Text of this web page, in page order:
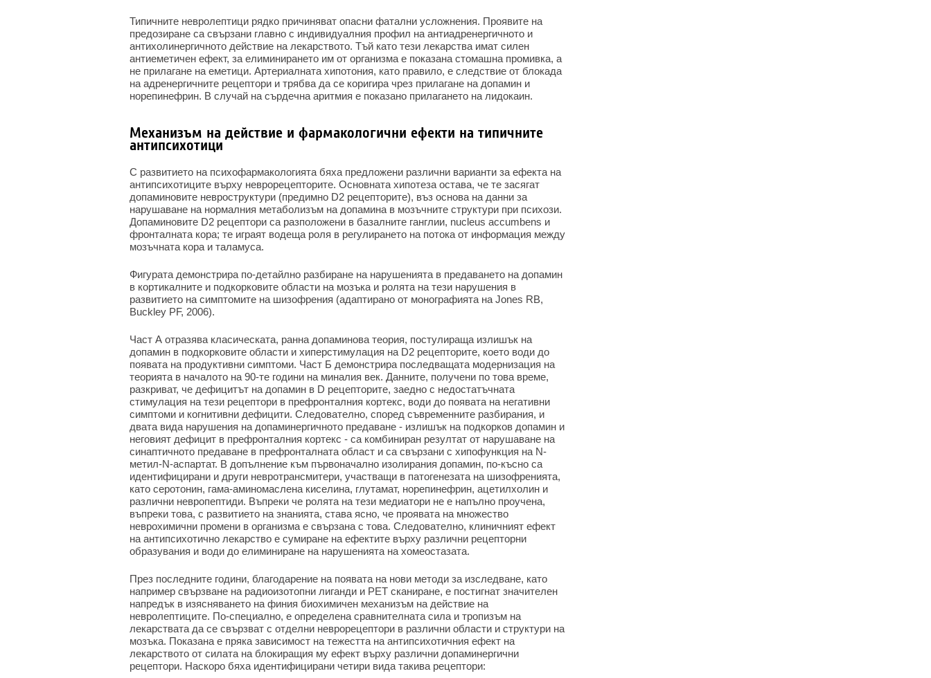
Типичните невролептици рядко причиняват опасни фатални усложнения. Проявите на
предозиране са свързани главно с индивидуалния профил на антиадренергичното и
антихолинергичното действие на лекарството. Тъй като тези лекарства имат силен
антиеметичен ефект, за елиминирането им от организма е показана стомашна промивка, а
не прилагане на еметици. Артериалната хипотония, като правило, е следствие от блокада
на адренергичните рецептори и трябва да се коригира чрез прилагане на допамин и
норепинефрин. В случай на сърдечна аритмия е показано прилагането на лидокаин.
Механизъм на действие и фармакологични ефекти на типичните
антипсихотици
С развитието на психофармакологията бяха предложени различни варианти за ефекта на
антипсихотиците върху неврорецепторите. Основната хипотеза остава, че те засягат
допаминовите невроструктури (предимно D2 рецепторите), въз основа на данни за
нарушаване на нормалния метаболизъм на допамина в мозъчните структури при психози.
Допаминовите D2 рецептори са разположени в базалните ганглии, nucleus accumbens и
фронталната кора; те играят водеща роля в регулирането на потока от информация между
мозъчната кора и таламуса.
Фигурата демонстрира по-детайлно разбиране на нарушенията в предаването на допамин
в кортикалните и подкорковите области на мозъка и ролята на тези нарушения в
развитието на симптомите на шизофрения (адаптирано от монографията на Jones RB,
Buckley PF, 2006).
Част А отразява класическата, ранна допаминова теория, постулираща излишък на
допамин в подкорковите области и хиперстимулация на D2 рецепторите, което води до
появата на продуктивни симптоми. Част Б демонстрира последващата модернизация на
теорията в началото на 90-те години на миналия век. Данните, получени по това време,
разкриват, че дефицитът на допамин в D рецепторите, заедно с недостатъчната
стимулация на тези рецептори в префронталния кортекс, води до появата на негативни
симптоми и когнитивни дефицити. Следователно, според съвременните разбирания, и
двата вида нарушения на допаминергичното предаване - излишък на подкорков допамин и
неговият дефицит в префронталния кортекс - са комбиниран резултат от нарушаване на
синаптичното предаване в префронталната област и са свързани с хипофункция на N-
метил-N-аспартат. В допълнение към първоначално изолирания допамин, по-късно са
идентифицирани и други невротрансмитери, участващи в патогенезата на шизофренията,
като серотонин, гама-аминомаслена киселина, глутамат, норепинефрин, ацетилхолин и
различни невропептиди. Въпреки че ролята на тези медиатори не е напълно проучена,
въпреки това, с развитието на знанията, става ясно, че проявата на множество
неврохимични промени в организма е свързана с това. Следователно, клиничният ефект
на антипсихотично лекарство е сумиране на ефектите върху различни рецепторни
образувания и води до елиминиране на нарушенията на хомеостазата.
През последните години, благодарение на появата на нови методи за изследване, като
например свързване на радиоизотопни лиганди и PET сканиране, е постигнат значителен
напредък в изясняването на финия биохимичен механизъм на действие на
невролептиците. По-специално, е определена сравнителната сила и тропизъм на
лекарствата да се свързват с отделни неврорецептори в различни области и структури на
мозъка. Показана е пряка зависимост на тежестта на антипсихотичния ефект на
лекарството от силата на блокиращия му ефект върху различни допаминергични
рецептори. Наскоро бяха идентифицирани четири вида такива рецептори: